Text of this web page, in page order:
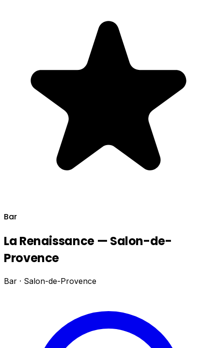
Bar
La Renaissance — Salon-de-
Provence
Bar · Salon-de-Provence